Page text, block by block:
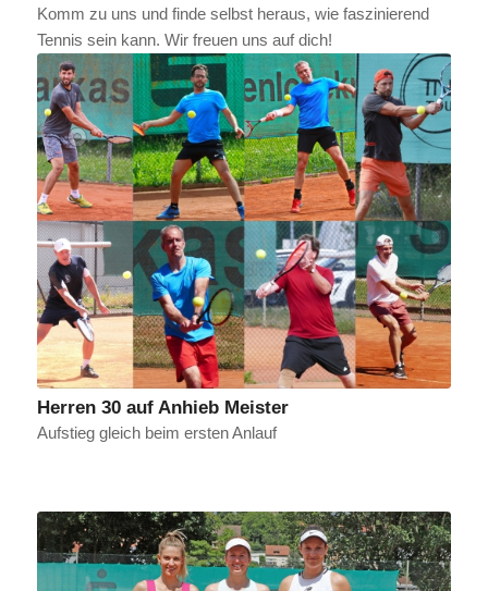
Komm zu uns und finde selbst heraus, wie faszinierend
Tennis sein kann. Wir freuen uns auf dich!
Herren 30 auf Anhieb Meister
Aufstieg gleich beim ersten Anlauf